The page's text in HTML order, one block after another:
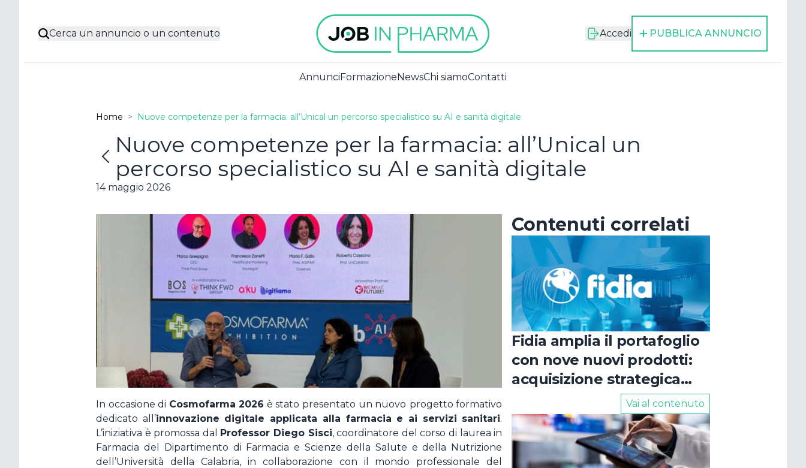
Cerca un annuncio o un contenuto Accedi PUBBLICA ANNUNCIO
AnnunciFormazioneNewsChi siamoContatti
Possiedi già un
account?
Resta connesso
Hai dimenticato la password ?
registrato?
REGISTRATI COME AZIENDA
REGISTRATI COME CANDIDATO
Home > Nuove competenze per la farmacia: all’Unical un percorso specialistico su AI e sanità digitale
Nuove competenze per la farmacia: all’Unical un
percorso specialistico su AI e sanità digitale
14 maggio 2026
In occasione di Cosmofarma 2026 è stato presentato un nuovo progetto formativo
dedicato all’innovazione digitale applicata alla farmacia e ai servizi sanitari.
L’iniziativa è promossa dal Professor Diego Sisci, coordinatore del corso di laurea in
Farmacia del Dipartimento di Farmacia e Scienze della Salute e della Nutrizione
dell’Università della Calabria, in collaborazione con il mondo professionale del
Contenuti correlati
Fidia amplia il portafoglio
con nove nuovi prodotti:
acquisizione strategica
nelle aree cardiologia e
urologia
Vai al contenuto
newsletter